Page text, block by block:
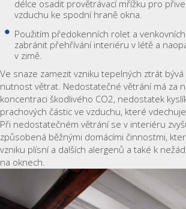
délce osadit provětrávací mřížku pro
vzduchu ke spodní hraně okna.
Použitím předokenních rolet a
zabránit přehřívání interiéru v létě a
v zimě.
Ve snaze zamezit vzniku tepelných ztrát
nutnost větrat. Nedostatečné větrání má za
koncentraci škodlivého CO2, nedostatek
prachových částic ve vzduchu, které
Při nedostatečném větrání se v interiéru
způsobená běžnými domácími činnostmi,
vzniku plísní a dalších alergenů a také k
na oknech.